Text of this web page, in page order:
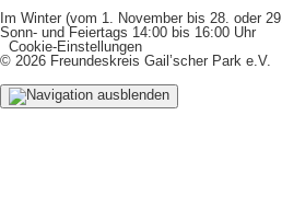
Im Winter (vom 1. November bis 28. oder
Sonn- und Feiertags 14:00 bis 16:00 Uhr
Cookie-Einstellungen
© 2026 Freundeskreis Gail’scher Park e.V.